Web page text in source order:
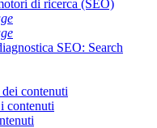
di ricerca (SEO)
SEO: Search
contenuti
contenuti